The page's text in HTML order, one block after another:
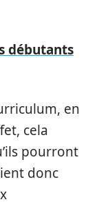
débutants
en
cela
pourront
donc